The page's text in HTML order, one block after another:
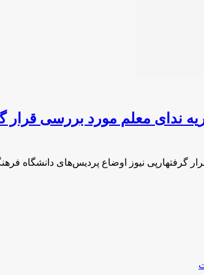
ندای معلم مورد بررسی قرار
گرفتهارپی نیوز اوضاع پردیس‌های دانشگاه